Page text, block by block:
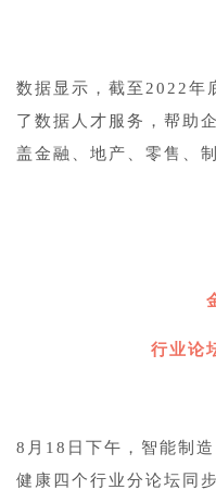
数据显示，截至2022年
了数据人才服务，帮助
盖金融、地产、零售、
行业论
8月18日下午，智能制
健康四个行业分论坛同